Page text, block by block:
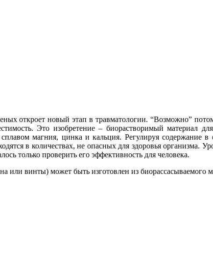
откроет новый этап в травматологии. “Возможно”
Это изобретение – биорастворимый материал
магния, цинка и кальция. Регулируя содержание
в количествах, не опасных для здоровья организма.
только проверить его эффективность для человека.
или винты) может быть изготовлен из биорассасываемого